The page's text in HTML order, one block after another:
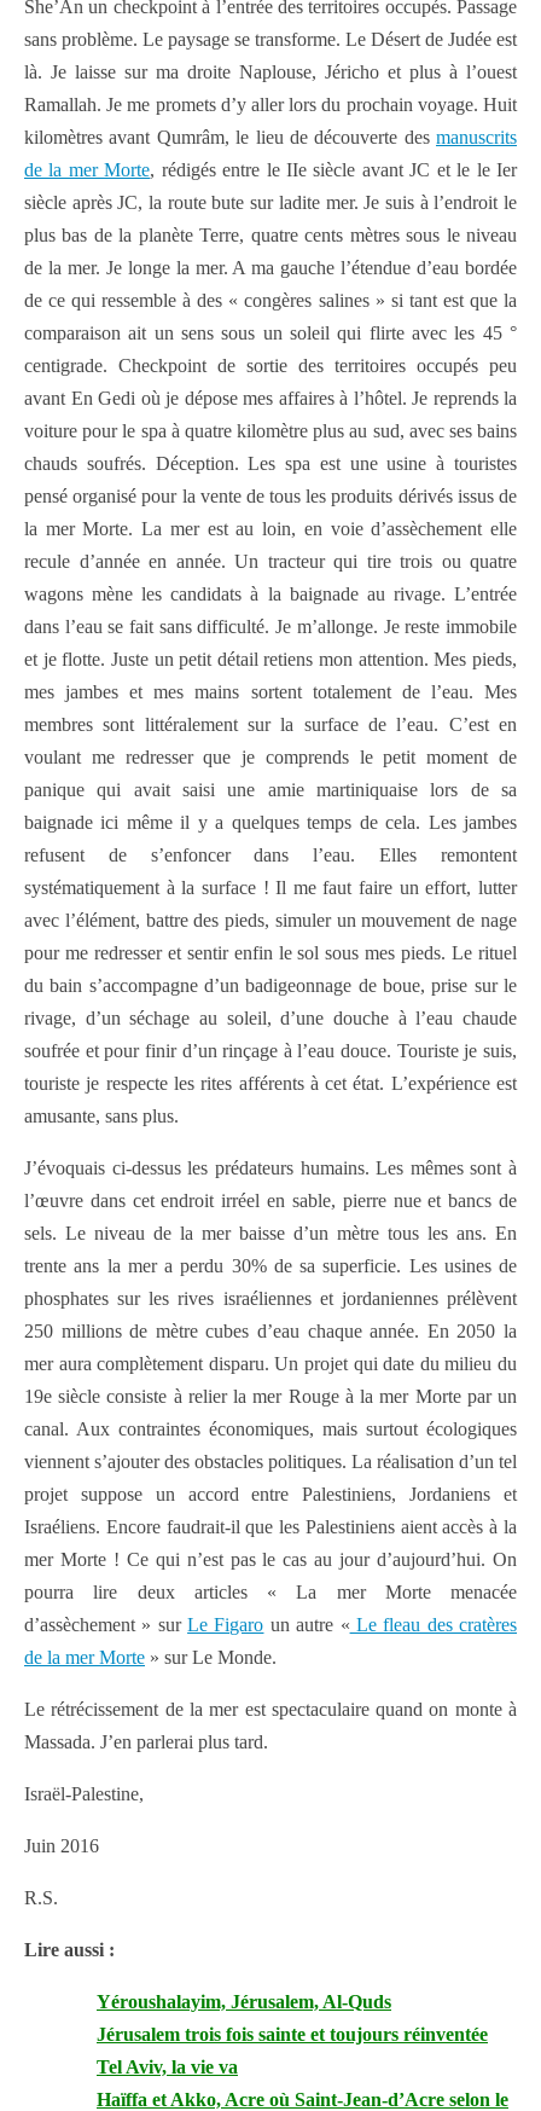
She’An un checkpoint à l’entrée des territoires occupés. Passage
sans problème. Le paysage se transforme. Le Désert de Judée est
là. Je laisse sur ma droite Naplouse, Jéricho et plus à l’ouest
Ramallah. Je me promets d’y aller lors du prochain voyage. Huit
kilomètres avant Qumrâm, le lieu de découverte des manuscrits
de la mer Morte, rédigés entre le IIe siècle avant JC et le le Ier
siècle après JC, la route bute sur ladite mer. Je suis à l’endroit le
plus bas de la planète Terre, quatre cents mètres sous le niveau
de la mer. Je longe la mer. A ma gauche l’étendue d’eau bordée
de ce qui ressemble à des « congères salines » si tant est que la
comparaison ait un sens sous un soleil qui flirte avec les 45 °
centigrade. Checkpoint de sortie des territoires occupés peu
avant En Gedi où je dépose mes affaires à l’hôtel. Je reprends la
voiture pour le spa à quatre kilomètre plus au sud, avec ses bains
chauds soufrés. Déception. Les spa est une usine à touristes
pensé organisé pour la vente de tous les produits dérivés issus de
la mer Morte. La mer est au loin, en voie d’assèchement elle
recule d’année en année. Un tracteur qui tire trois ou quatre
wagons mène les candidats à la baignade au rivage. L’entrée
dans l’eau se fait sans difficulté. Je m’allonge. Je reste immobile
et je flotte. Juste un petit détail retiens mon attention. Mes pieds,
mes jambes et mes mains sortent totalement de l’eau. Mes
membres sont littéralement sur la surface de l’eau. C’est en
voulant me redresser que je comprends le petit moment de
panique qui avait saisi une amie martiniquaise lors de sa
baignade ici même il y a quelques temps de cela. Les jambes
refusent de s’enfoncer dans l’eau. Elles remontent
systématiquement à la surface ! Il me faut faire un effort, lutter
avec l’élément, battre des pieds, simuler un mouvement de nage
pour me redresser et sentir enfin le sol sous mes pieds. Le rituel
du bain s’accompagne d’un badigeonnage de boue, prise sur le
rivage, d’un séchage au soleil, d’une douche à l’eau chaude
soufrée et pour finir d’un rinçage à l’eau douce. Touriste je suis,
touriste je respecte les rites afférents à cet état. L’expérience est
amusante, sans plus.
J’évoquais ci-dessus les prédateurs humains. Les mêmes sont à
l’œuvre dans cet endroit irréel en sable, pierre nue et bancs de
sels. Le niveau de la mer baisse d’un mètre tous les ans. En
trente ans la mer a perdu 30% de sa superficie. Les usines de
phosphates sur les rives israéliennes et jordaniennes prélèvent
250 millions de mètre cubes d’eau chaque année. En 2050 la
mer aura complètement disparu. Un projet qui date du milieu du
19e siècle consiste à relier la mer Rouge à la mer Morte par un
canal. Aux contraintes économiques, mais surtout écologiques
viennent s’ajouter des obstacles politiques. La réalisation d’un tel
projet suppose un accord entre Palestiniens, Jordaniens et
Israéliens. Encore faudrait-il que les Palestiniens aient accès à la
mer Morte ! Ce qui n’est pas le cas au jour d’aujourd’hui. On
pourra lire deux articles « La mer Morte menacée
d’assèchement » surLe Figaro un autre « Le fleau des cratères
de la mer Morte » sur Le Monde.
Le rétrécissement de la mer est spectaculaire quand on monte à
Massada. J’en parlerai plus tard.
Israël-Palestine,
Juin 2016
R.S.
Lire aussi :
Yéroushalayim, Jérusalem, Al-Quds
Jérusalem trois fois sainte et toujours réinventée
Tel Aviv, la vie va
Haïffa et Akko, Acre où Saint-Jean-d’Acre selon le